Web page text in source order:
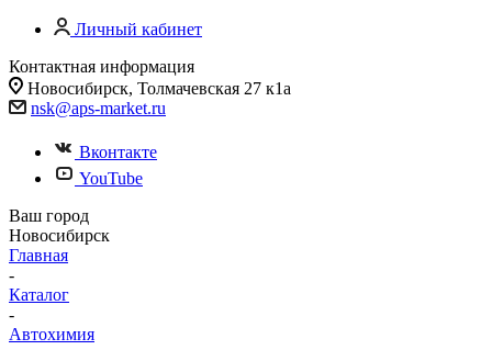
Личный кабинет
Контактная информация
Новосибирск, Толмачевская 27 к1а
nsk@aps-market.ru
Вконтакте
YouTube
Ваш город
Новосибирск
Главная
-
Каталог
-
Автохимия